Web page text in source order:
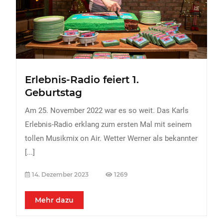
FREIZEIT
Veranstaltungen
Essen & Trinken
ERDBEEREN
Erlebnis-Radio feiert 1.
Geburtstag
Am 25. November 2022 war es so weit. Das Karls
Erlebnis-Radio erklang zum ersten Mal mit seinem
tollen Musikmix on Air. Wetter Werner als bekannter
[...]
14. Dezember 2023 1269
Mehr dazu